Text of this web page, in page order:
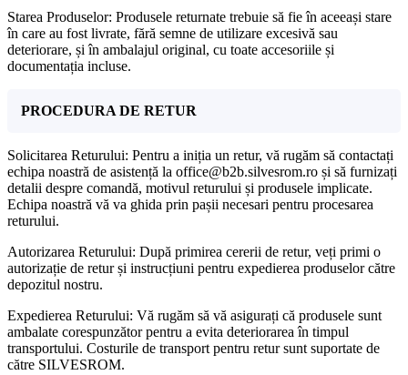
Starea Produselor: Produsele returnate trebuie să fie în aceeași stare
în care au fost livrate, fără semne de utilizare excesivă sau
deteriorare, și în ambalajul original, cu toate accesoriile și
documentația incluse.
PROCEDURA DE RETUR
Solicitarea Returului: Pentru a iniția un retur, vă rugăm să contactați
echipa noastră de asistență la office@b2b.silvesrom.ro și să furnizați
detalii despre comandă, motivul returului și produsele implicate.
Echipa noastră vă va ghida prin pașii necesari pentru procesarea
returului.
Autorizarea Returului: După primirea cererii de retur, veți primi o
autorizație de retur și instrucțiuni pentru expedierea produselor către
depozitul nostru.
Expedierea Returului: Vă rugăm să vă asigurați că produsele sunt
ambalate corespunzător pentru a evita deteriorarea în timpul
transportului. Costurile de transport pentru retur sunt suportate de
către SILVESROM.